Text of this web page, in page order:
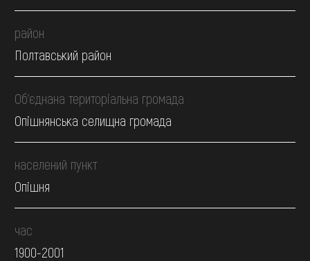
район
Полтавський район
Об’єднана територіальна громада
Опішнянська селищна громада
населений пункт
Опішня
час
1900-2001